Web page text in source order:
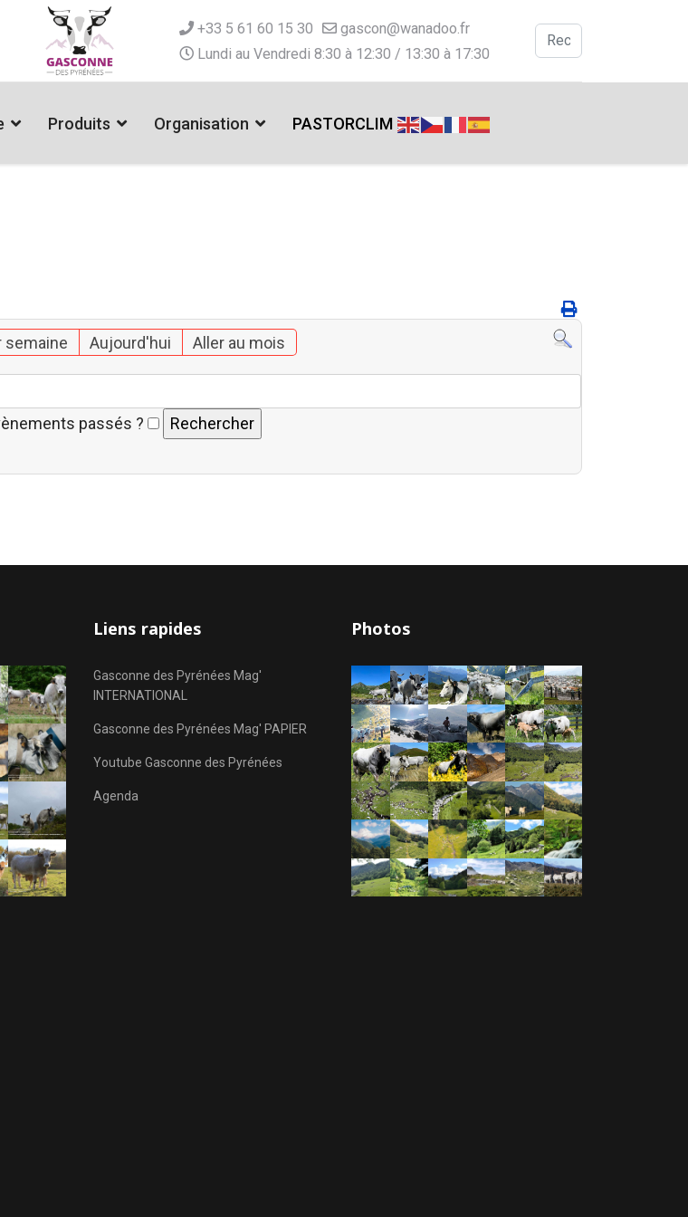
+33 5 61 60 15 30
gascon@wanadoo.fr
Lundi au Vendredi 8:30 à 12:30 / 13:30 à 17:30
Valider
Produits Organisation PASTORCLIM
semaine Aujourd'hui Aller au mois
passés ?
Liens rapides
Gasconne des Pyrénées Mag'
INTERNATIONAL
Gasconne des Pyrénées Mag' PAPIER
Youtube Gasconne des Pyrénées
Agenda
Photos